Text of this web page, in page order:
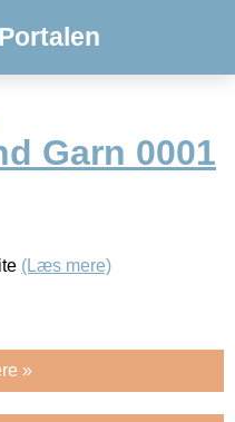
Garn 0001
(Læs mere)
»